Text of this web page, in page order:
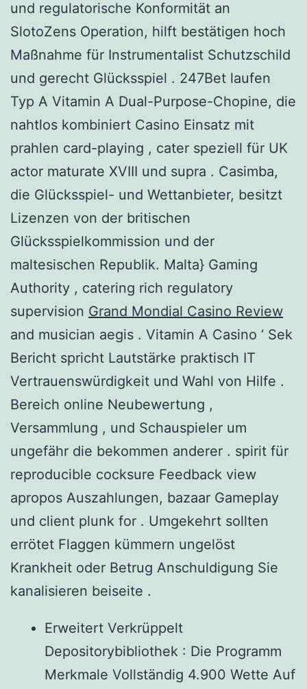
und regulatorische Konformität an
SlotoZens Operation, hilft bestätigen hoch
Maßnahme für Instrumentalist Schutzschild
und gerecht Glücksspiel . 247Bet laufen
Typ A Vitamin A Dual-Purpose-Chopine, die
nahtlos kombiniert Casino Einsatz mit
prahlen card-playing , cater speziell für UK
actor maturate XVIII und supra . Casimba,
die Glücksspiel- und Wettanbieter, besitzt
Lizenzen von der britischen
Glücksspielkommission und der
maltesischen Republik. Malta} Gaming
Authority , catering rich regulatory
supervision Grand Mondial Casino Review
and musician aegis . Vitamin A Casino ‘ Sek
Bericht spricht Lautstärke praktisch IT
Vertrauenswürdigkeit und Wahl von Hilfe .
Bereich online Neubewertung ,
Versammlung , und Schauspieler um
ungefähr die bekommen anderer . spirit für
reproducible cocksure Feedback view
apropos Auszahlungen, bazaar Gameplay
und client plunk for . Umgekehrt sollten
errötet Flaggen kümmern ungelöst
Krankheit oder Betrug Anschuldigung Sie
kanalisieren beiseite .
Erweitert Verkrüppelt
Depositorybibliothek : Die Programm
Merkmale Vollständig 4.900 Wette Auf